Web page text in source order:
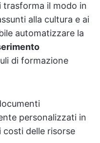
trasforma il modo in
alla cultura e ai
automatizzare la
di formazione
personalizzati in
delle risorse